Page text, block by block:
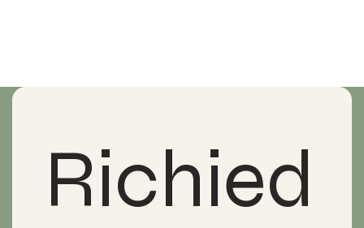
Richied